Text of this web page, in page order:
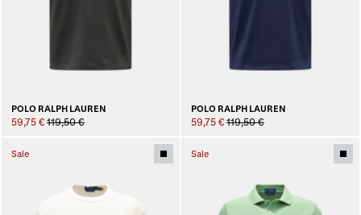
POLO RALPH LAUREN
59,75 € 119,50 €
POLO RALPH LAUREN
59,75 € 119,50 €
Sale Sale